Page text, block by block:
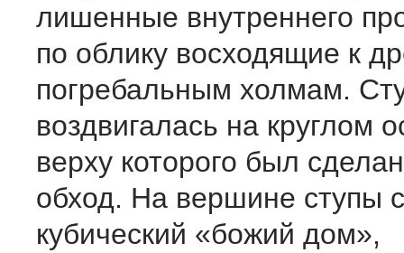
лишенные внутреннего
по облику восходящие к
погребальным холмам.
воздвигалась на круглом
верху которого был
обход. На вершине ступы
кубический «божий дом»,